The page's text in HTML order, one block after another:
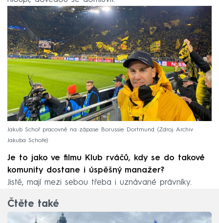
Jakub Schoř pracovně na zápase Borussie Dortmund
Zdroj: Archiv
Jakuba Schoře
Je to jako ve filmu Klub rváčů, kdy se do takové
komunity dostane i úspěšný manažer?
Jistě, mají mezi sebou třeba i uznávané právníky.
Čtěte také